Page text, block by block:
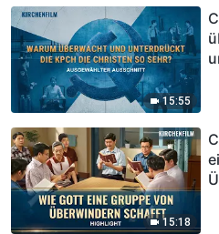
15:55
15:18